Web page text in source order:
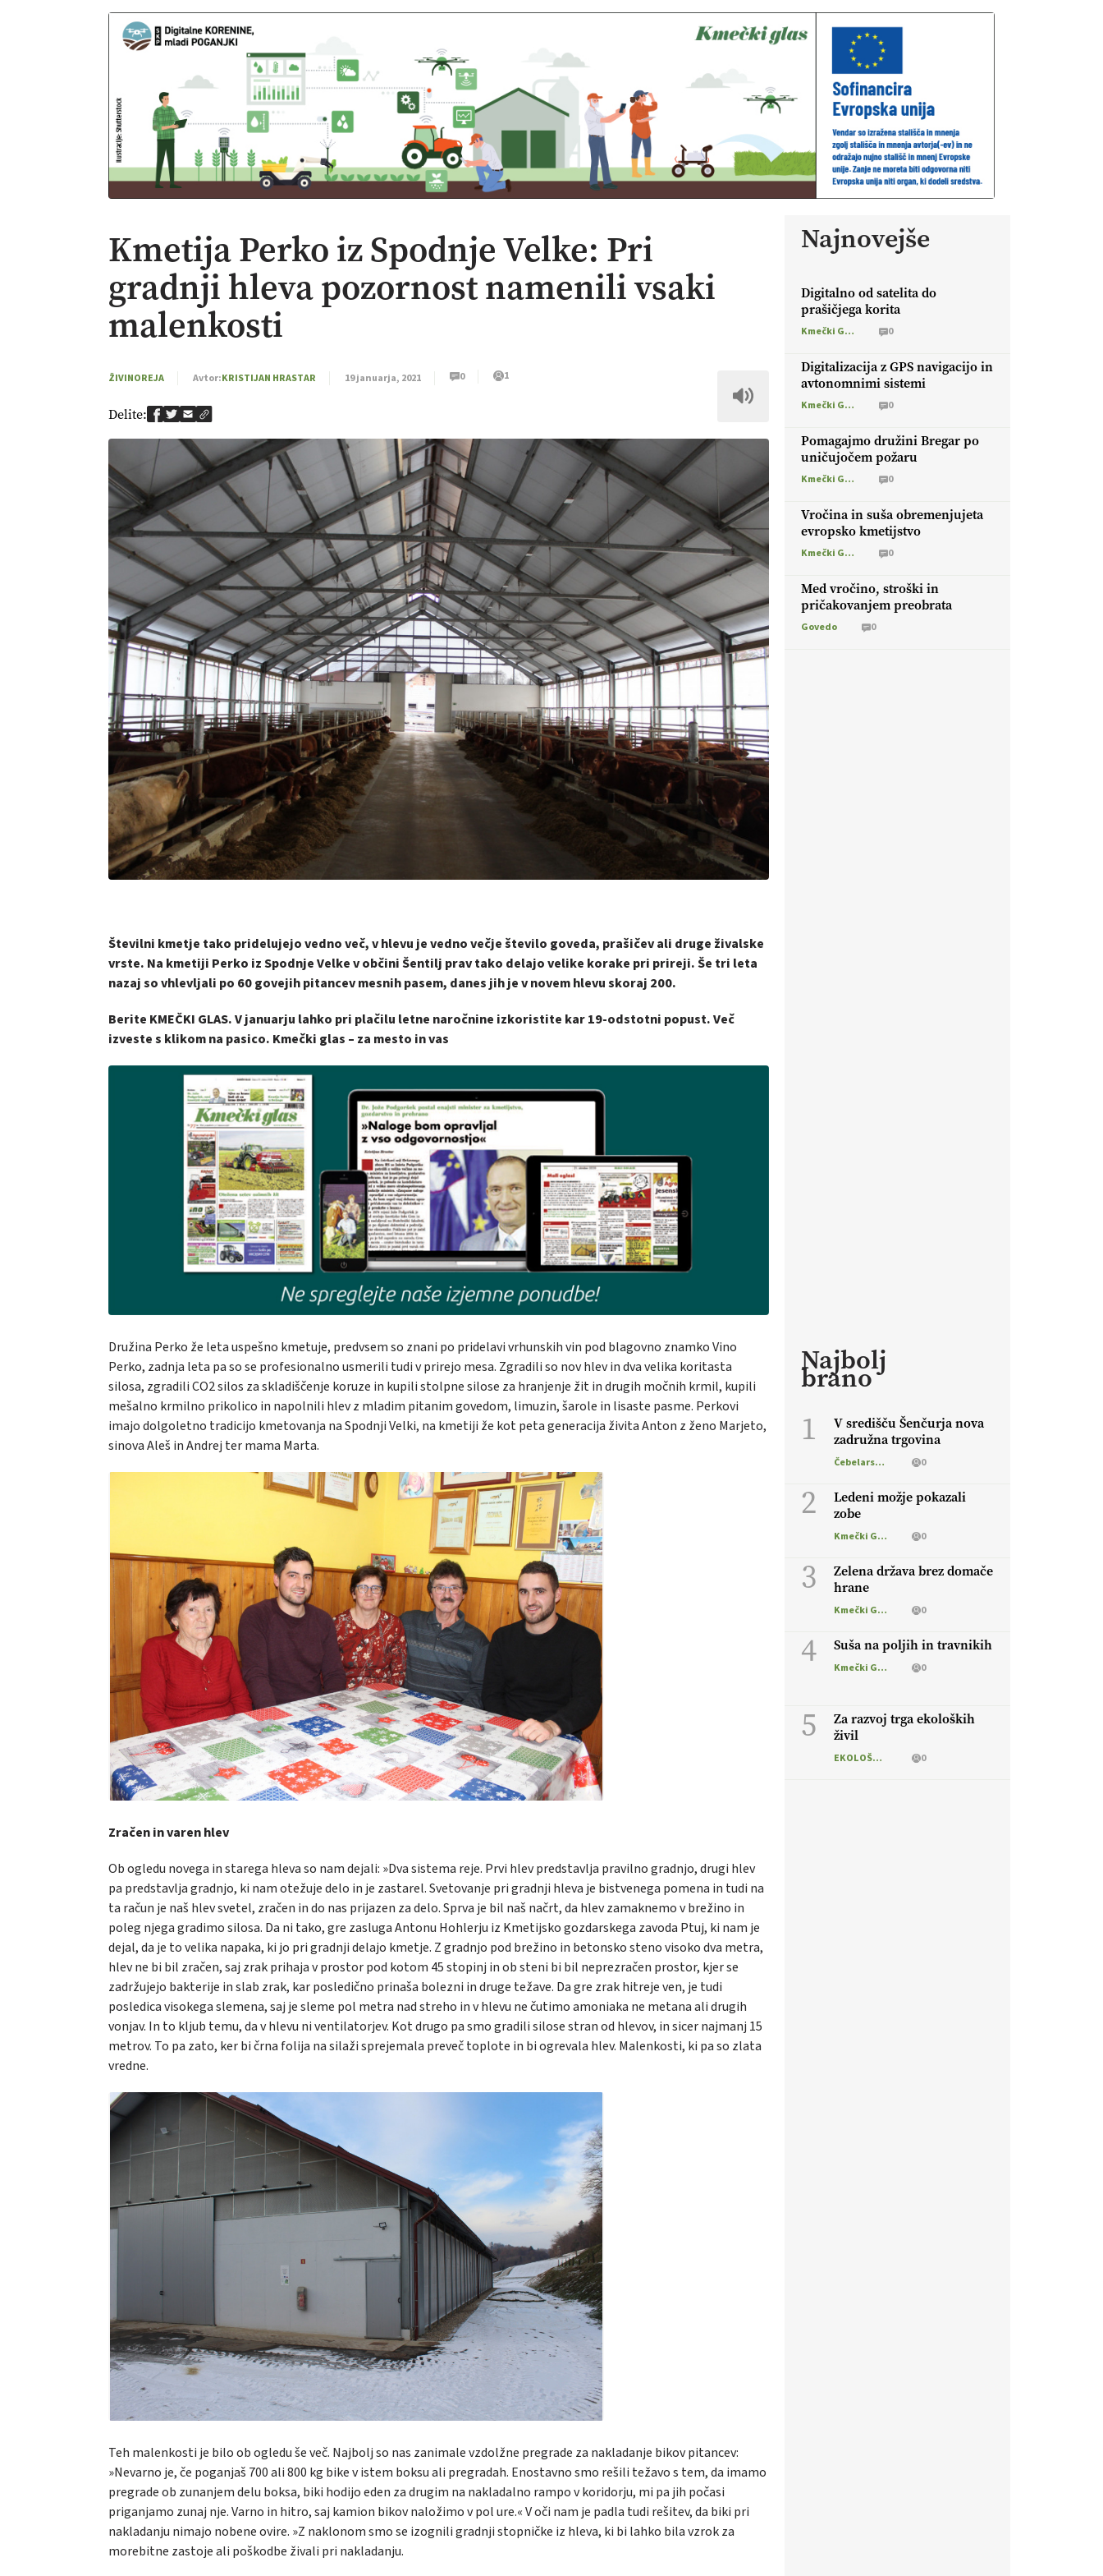
Kmetija Perko iz Spodnje Velke: Pri
gradnji hleva pozornost namenili vsaki
malenkosti
ŽIVINOREJA Avtor:KRISTIJAN HRASTAR 19 januarja, 2021 0 1
Delite:
Številni kmetje tako pridelujejo vedno več, v hlevu je vedno večje število goveda, prašičev ali druge živalske
vrste. Na kmetiji Perko iz Spodnje Velke v občini Šentilj prav tako delajo velike korake pri prireji. Še tri leta
nazaj so vhlevljali po 60 govejih pitancev mesnih pasem, danes jih je v novem hlevu skoraj 200.
Berite KMEČKI GLAS. V januarju lahko pri plačilu letne naročnine izkoristite kar 19-odstotni popust. Več
izveste s klikom na pasico. Kmečki glas – za mesto in vas
Družina Perko že leta uspešno kmetuje, predvsem so znani po pridelavi vrhunskih vin pod blagovno znamko Vino
Perko, zadnja leta pa so se profesionalno usmerili tudi v prirejo mesa. Zgradili so nov hlev in dva velika koritasta
silosa, zgradili CO2 silos za skladiščenje koruze in kupili stolpne silose za hranjenje žit in drugih močnih krmil, kupili
mešalno krmilno prikolico in napolnili hlev z mladim pitanim govedom, limuzin, šarole in lisaste pasme. Perkovi
imajo dolgoletno tradicijo kmetovanja na Spodnji Velki, na kmetiji že kot peta generacija živita Anton z ženo Marjeto,
sinova Aleš in Andrej ter mama Marta.
Zračen in varen hlev
Ob ogledu novega in starega hleva so nam dejali: »Dva sistema reje. Prvi hlev predstavlja pravilno gradnjo, drugi hlev
pa predstavlja gradnjo, ki nam otežuje delo in je zastarel. Svetovanje pri gradnji hleva je bistvenega pomena in tudi na
ta račun je naš hlev svetel, zračen in do nas prijazen za delo. Sprva je bil naš načrt, da hlev zamaknemo v brežino in
poleg njega gradimo silosa. Da ni tako, gre zasluga Antonu Hohlerju iz Kmetijsko gozdarskega zavoda Ptuj, ki nam je
dejal, da je to velika napaka, ki jo pri gradnji delajo kmetje. Z gradnjo pod brežino in betonsko steno visoko dva metra,
hlev ne bi bil zračen, saj zrak prihaja v prostor pod kotom 45 stopinj in ob steni bi bil neprezračen prostor, kjer se
zadržujejo bakterije in slab zrak, kar posledično prinaša bolezni in druge težave. Da gre zrak hitreje ven, je tudi
posledica visokega slemena, saj je sleme pol metra nad streho in v hlevu ne čutimo amoniaka ne metana ali drugih
vonjav. In to kljub temu, da v hlevu ni ventilatorjev. Kot drugo pa smo gradili silose stran od hlevov, in sicer najmanj 15
metrov. To pa zato, ker bi črna folija na silaži sprejemala preveč toplote in bi ogrevala hlev. Malenkosti, ki pa so zlata
vredne.
Teh malenkosti je bilo ob ogledu še več. Najbolj so nas zanimale vzdolžne pregrade za nakladanje bikov pitancev:
»Nevarno je, če poganjaš 700 ali 800 kg bike v istem boksu ali pregradah. Enostavno smo rešili težavo s tem, da imamo
pregrade ob zunanjem delu boksa, biki hodijo eden za drugim na nakladalno rampo v koridorju, mi pa jih počasi
priganjamo zunaj nje. Varno in hitro, saj kamion bikov naložimo v pol ure.« V oči nam je padla tudi rešitev, da biki pri
nakladanju nimajo nobene ovire. »Z naklonom smo se izognili gradnji stopničke iz hleva, ki bi lahko bila vzrok za
morebitne zastoje ali poškodbe živali pri nakladanju.
Najnovejše
Digitalno od satelita do
prašičjega korita
Kmečki Glas 0
Digitalizacija z GPS navigacijo in
avtonomnimi sistemi
Kmečki Glas 0
Pomagajmo družini Bregar po
uničujočem požaru
Kmečki Glas 0
Vročina in suša obremenjujeta
evropsko kmetijstvo
Kmečki Glas 0
Med vročino, stroški in
pričakovanjem preobrata
Govedo 0
Najbolj
brano
1
V središču Šenčurja nova
zadružna trgovina
Čebelarstvo 0
2
Ledeni možje pokazali
zobe
Kmečki Glas 0
3
Zelena država brez domače
hrane
Kmečki Glas 0
4 Suša na poljih in travnikih
Kmečki Glas 0
5
Za razvoj trga ekoloških
živil
EKOLOŠKO LOGIČNO 0